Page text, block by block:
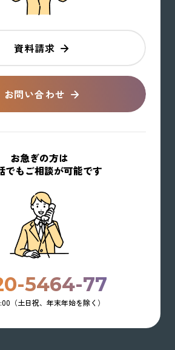
資料請求
お問い合わせ
お急ぎの方は
でもご相談が可能です
5464-77
（土日祝、年末年始を除く）